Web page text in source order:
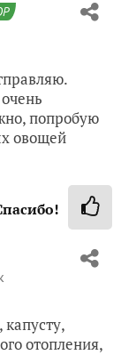
попробую
овощей
отопления,